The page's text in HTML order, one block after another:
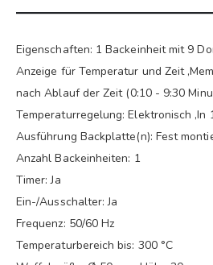
Eigenschaften: 1 Backeinheit mit 9
Anzeige für Temperatur und Zeit
nach Ablauf der Zeit (0:10 - 9:30
Temperaturregelung: Elektronisch ,In
Ausführung Backplatte(n): Fest
Anzahl Backeinheiten: 1
Timer: Ja
Ein-/Ausschalter: Ja
Frequenz: 50/60 Hz
Temperaturbereich bis: 300 °C